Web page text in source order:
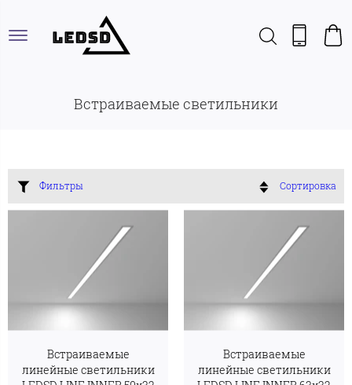
Встраиваемые светильники
Фильтры Сортировка
Встраиваемые
линейные светильники
Встраиваемые
линейные светильники